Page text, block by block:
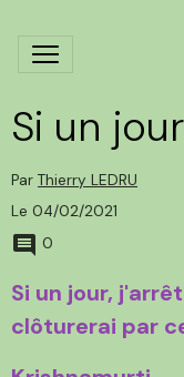
Si un
Par Thierry LEDRU
Le 04/02/2021
0
Si un jour,
clôturerai par